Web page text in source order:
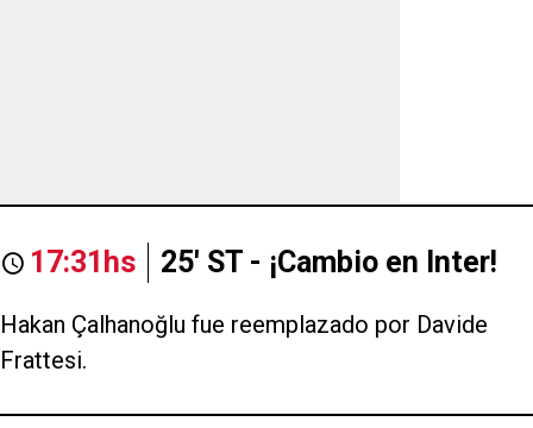
17:31hs 25' ST - ¡Cambio en Inter!
Hakan Çalhanoğlu fue reemplazado por Davide
Frattesi.